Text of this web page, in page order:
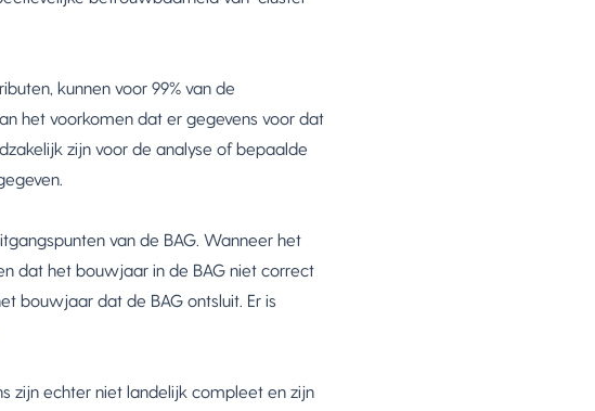
kunnen voor 99% van de
het voorkomen dat er gegevens voor dat
zijn voor de analyse of bepaalde
van de BAG. Wanneer het
dat het bouwjaar in de BAG niet correct
bouwjaar dat de BAG ontsluit. Er is
zijn echter niet landelijk compleet en zijn